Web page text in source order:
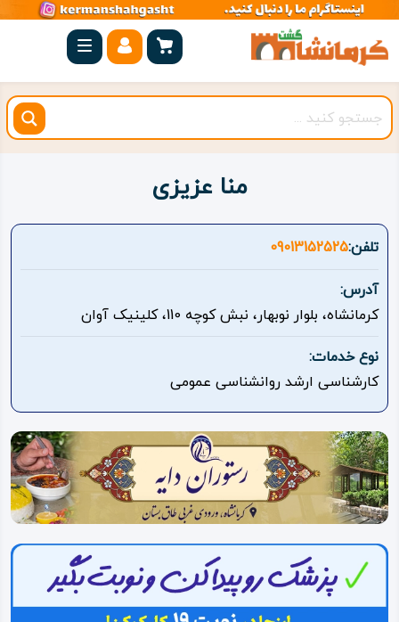
صفحه
اصلی
کرمانشاه
شهرستان
بیستون
روستاهای
هدف
اقامتگاه
ویژه
ویدئو
درباره
ما
منا عزیزی
تلفن:09013152525
آدرس:
کرمانشاه، بلوار نوبهار، نبش کوچه 110، کلینیک آوان
نوع خدمات:
کارشناسی ارشد روانشناسی عمومی